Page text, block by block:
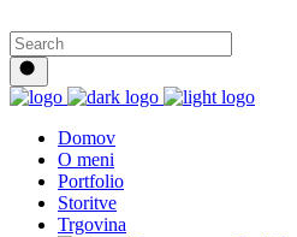
Domov
O meni
Portfolio
Storitve
Trgovina